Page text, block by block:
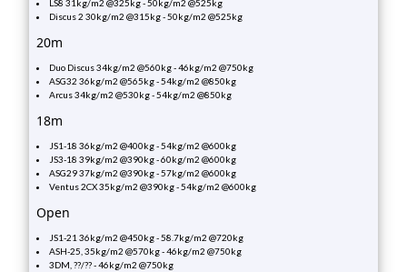
LS8 31kg/m2 @325kg - 50kg/m2 @525kg
Discus 2 30kg/m2 @315kg - 50kg/m2 @525kg
20m
Duo Discus 34kg/m2 @560kg - 46kg/m2 @750kg
ASG32 36kg/m2 @565kg - 54kg/m2 @850kg
Arcus 34kg/m2 @530kg - 54kg/m2 @850kg
18m
JS1-18 36kg/m2 @400kg - 54kg/m2 @600kg
JS3-18 39kg/m2 @390kg - 60kg/m2 @600kg
ASG29 37kg/m2 @390kg - 57kg/m2 @600kg
Ventus 2CX 35kg/m2 @390kg - 54kg/m2 @600kg
Open
JS1-21 36kg/m2 @450kg - 58.7kg/m2 @720kg
ASH-25, 35kg/m2 @570kg - 46kg/m2 @750kg
3DM, ??/?? - 46kg/m2 @750kg